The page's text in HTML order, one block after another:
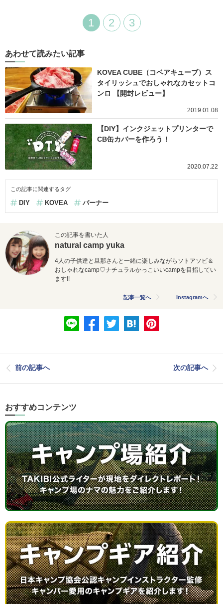
1 2 3
あわせて読みたい記事
KOVEA CUBE（コベアキューブ）ス
タイリッシュでおしゃれなカセットコ
ンロ 【開封レビュー】
2019.01.08
【DIY】インクジェットプリンターで
CB缶カバーを作ろう！
2020.07.22
この記事に関連するタグ
DIY KOVEA バーナー
この記事を書いた人
natural camp yuka
4人の子供達と旦那さんと一緒に楽しみながらソトアソビ＆
おしゃれなcamp♡ナチュラルかっこいいcampを目指してい
ます!!
記事一覧へ Instagramへ
前の記事へ 次の記事へ
おすすめコンテンツ